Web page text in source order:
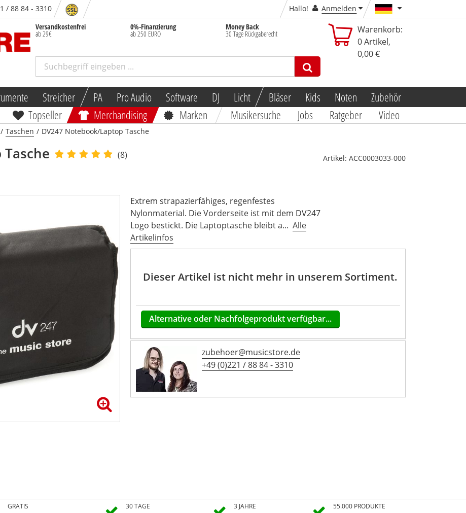
/ 88 84 - 3310 Hallo!
Anmelden
Versandkostenfrei
ab 29€
0%-Finanzierung
ab 250 EURO
Money Back
30 Tage Rückgaberecht
Warenkorb:
0 Artikel,
0,00 €
Streicher PA Pro Audio Software DJ Licht Bläser Kids Noten
Zubehör
Topseller Merchandising Marken Musikersuche Jobs Ratgeber Video
/ Taschen / DV247 Notebook/Laptop Tasche
(8) Artikel: ACC0003033-000
Extrem strapazierfähiges, regenfestes
Nylonmaterial. Die Vorderseite ist mit dem DV247
Logo bestickt. Die Laptoptasche bleibt a... Alle
Artikelinfos
Dieser Artikel ist nicht mehr in unserem Sortiment.
Alternative oder Nachfolgeprodukt verfügbar...
zubehoer@musicstore.de
+49 (0)221 / 88 84 - 3310
GRATIS
30 TAGE
3 JAHRE
55.000 PRODUKTE